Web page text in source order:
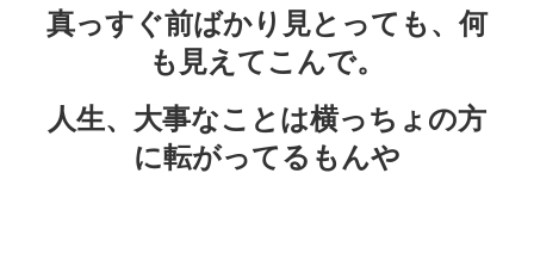
真っすぐ前ばかり見とっても、何
も見えてこんで。
人生、大事なことは横っちょの方
に転がってるもんや